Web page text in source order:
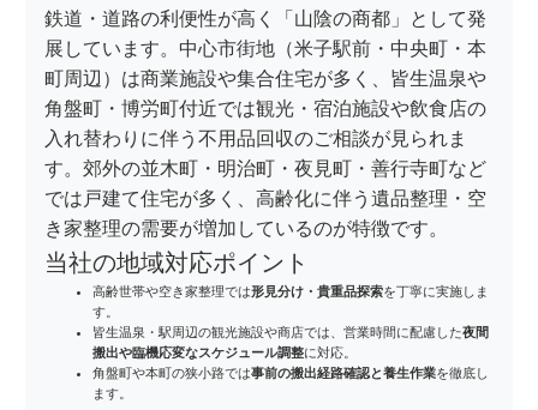
鉄道・道路の利便性が高く「山陰の商都」として発
展しています。中心市街地（米子駅前・中央町・本
町周辺）は商業施設や集合住宅が多く、皆生温泉や
角盤町・博労町付近では観光・宿泊施設や飲食店の
入れ替わりに伴う不用品回収のご相談が見られま
す。郊外の並木町・明治町・夜見町・善行寺町など
では戸建て住宅が多く、高齢化に伴う遺品整理・空
き家整理の需要が増加しているのが特徴です。
当社の地域対応ポイント
高齢世帯や空き家整理では形見分け・貴重品探索を丁寧に実施しま
す。
皆生温泉・駅周辺の観光施設や商店では、営業時間に配慮した夜間
搬出や臨機応変なスケジュール調整に対応。
角盤町や本町の狭小路では事前の搬出経路確認と養生作業を徹底し
ます。